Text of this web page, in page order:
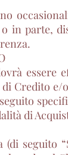
in parte,
essere
Credito e/
di
(di seguito